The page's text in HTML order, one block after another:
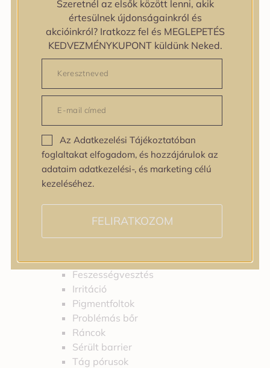
zipiderm
Bőrállapot
Bőrállapot
Bőrtípus
Bőrtípus
Kombinált
Száraz
Zsíros
Bőrprobléma
Bőrprobléma
Bőrpír
Dehidratált bőr
Egyenetlen bőrtextúra
Egyenetlen tónus
Fakóság
Feszességvesztés
Irritáció
Pigmentfoltok
Problémás bőr
Ráncok
Sérült barrier
Tág pórusok
Szeretnél az elsők között lenni, akik
értesülnek újdonságainkról és
akcióinkról? Iratkozz fel és MEGLEPETÉS
KEDVEZMÉNYKUPONT küldünk Neked.
Az Adatkezelési Tájékoztatóban
foglaltakat elfogadom, és hozzájárulok az
adataim adatkezelési-, és marketing célú
kezeléséhez.
FELIRATKOZOM